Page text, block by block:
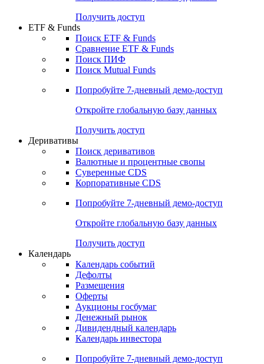
Получить доступ
ETF & Funds
Поиск ETF & Funds
Сравнение ETF & Funds
Поиск ПИФ
Поиск Mutual Funds
Попробуйте 7-дневный демо-доступ
Откройте глобальную базу данных
Получить доступ
Деривативы
Поиск деривативов
Валютные и процентные свопы
Суверенные CDS
Корпоративные CDS
Попробуйте 7-дневный демо-доступ
Откройте глобальную базу данных
Получить доступ
Календарь
Календарь событий
Дефолты
Размещения
Оферты
Аукционы госбумаг
Денежный рынок
Дивидендный календарь
Календарь инвестора
Попробуйте 7-дневный демо-доступ